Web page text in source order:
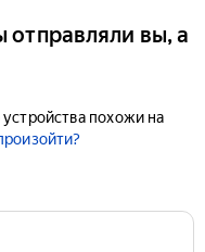
отправляли вы, а
похожи на